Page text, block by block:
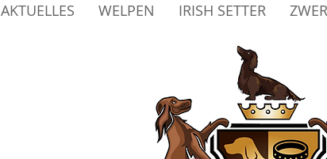
AKTUELLES WELPEN IRISH SETTER